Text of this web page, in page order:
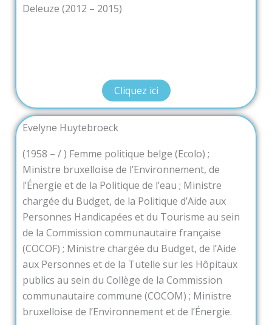
Deleuze (2012 – 2015)
Cliquez ici
Evelyne Huytebroeck
(1958 – / ) Femme politique belge (Ecolo) ;
Ministre bruxelloise de l’Environnement, de
l’Énergie et de la Politique de l’eau ; Ministre
chargée du Budget, de la Politique d’Aide aux
Personnes Handicapées et du Tourisme au sein
de la Commission communautaire française
(COCOF) ; Ministre chargée du Budget, de l’Aide
aux Personnes et de la Tutelle sur les Hôpitaux
publics au sein du Collège de la Commission
communautaire commune (COCOM) ; Ministre
bruxelloise de l’Environnement et de l’Énergie.